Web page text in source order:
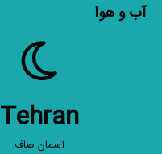
آب و هوا
Tehran
آسمان صاف